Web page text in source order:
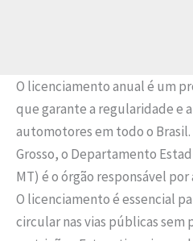
O licenciamento anual é um
que garante a regularidade e
automotores em todo o
Grosso, o Departamento
MT) é o órgão responsável
O licenciamento é essencial
circular nas vias públicas sem